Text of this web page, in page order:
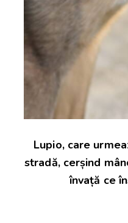
Lupio, care
stradă, cerșind
învață ce